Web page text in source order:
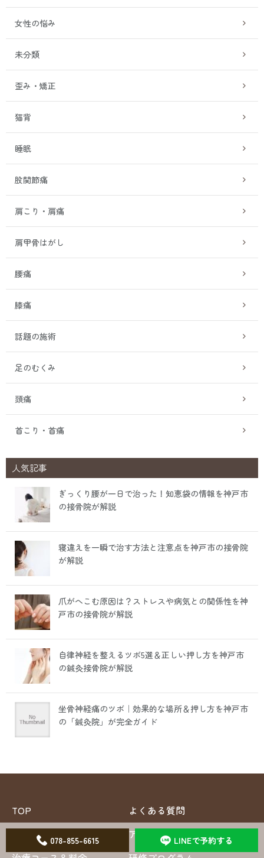
女性の悩み
未分類
歪み・矯正
猫背
睡眠
股関節痛
肩こり・肩痛
肩甲骨はがし
腰痛
膝痛
話題の施術
足のむくみ
頭痛
首こり・首痛
人気記事
ぎっくり腰が一日で治った！知恵袋の情報を神戸市
の接骨院が解説
寝違えを一瞬で治す方法と注意点を神戸市の接骨院
が解説
爪がへこむ原因は？ストレスや病気との関係性を神
戸市の接骨院が解説
自律神経を整えるツボ5選＆正しい押し方を神戸市
の鍼灸接骨院が解説
坐骨神経痛のツボ｜効果的な場所＆押し方を神戸市
の「鍼灸院」が完全ガイド
TOP
当院について
よくある質問
アクセス
078-855-6615 LINEで予約する